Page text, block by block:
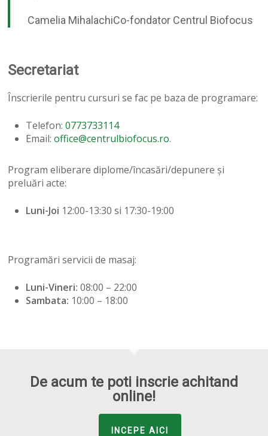
Camelia MihalachiCo-fondator Centrul Biofocus
Secretariat
Înscrierile pentru cursuri se fac pe baza de programare:
Telefon:0773733114
Email:office@centrulbiofocus.ro.
Program eliberare diplome/încasări/depunere și
preluări acte:
Luni-Joi 12:00-13:30 si 17:30-19:00
Programări servicii de masaj:
Luni-Vineri:08:00 – 22:00
Sambata: 10:00 – 18:00
De acum te poti inscrie achitand
online!
INCEPE AICI